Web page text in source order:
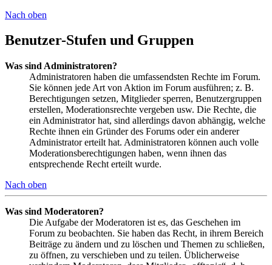
Nach oben
Benutzer-Stufen und Gruppen
Was sind Administratoren?
Administratoren haben die umfassendsten Rechte im Forum.
Sie können jede Art von Aktion im Forum ausführen; z. B.
Berechtigungen setzen, Mitglieder sperren, Benutzergruppen
erstellen, Moderationsrechte vergeben usw. Die Rechte, die
ein Administrator hat, sind allerdings davon abhängig, welche
Rechte ihnen ein Gründer des Forums oder ein anderer
Administrator erteilt hat. Administratoren können auch volle
Moderationsberechtigungen haben, wenn ihnen das
entsprechende Recht erteilt wurde.
Nach oben
Was sind Moderatoren?
Die Aufgabe der Moderatoren ist es, das Geschehen im
Forum zu beobachten. Sie haben das Recht, in ihrem Bereich
Beiträge zu ändern und zu löschen und Themen zu schließen,
zu öffnen, zu verschieben und zu teilen. Üblicherweise